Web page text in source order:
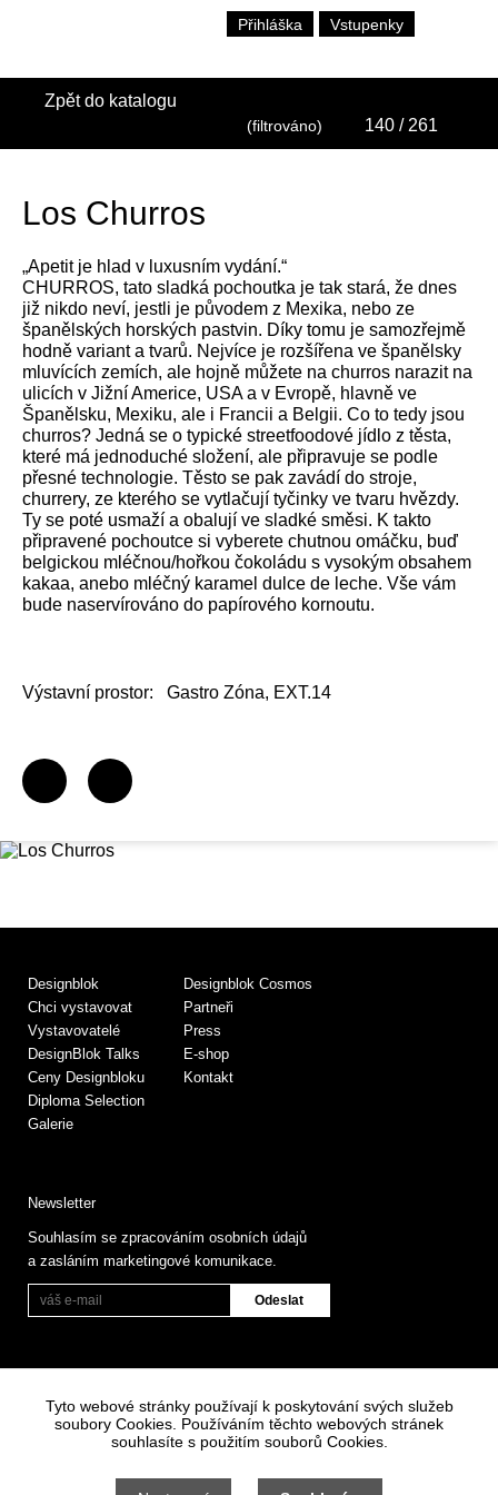
Přihláška Vstupenky
Zpět do katalogu
(filtrováno) 140 / 261
Los Churros
„Apetit je hlad v luxusním vydání.“
CHURROS, tato sladká pochoutka je tak stará, že dnes
již nikdo neví, jestli je původem z Mexika, nebo ze
španělských horských pastvin. Díky tomu je samozřejmě
hodně variant a tvarů. Nejvíce je rozšířena ve španělsky
mluvících zemích, ale hojně můžete na churros narazit na
ulicích v Jižní Americe, USA a v Evropě, hlavně ve
Španělsku, Mexiku, ale i Francii a Belgii. Co to tedy jsou
churros? Jedná se o typické streetfoodové jídlo z těsta,
které má jednoduché složení, ale připravuje se podle
přesné technologie. Těsto se pak zavádí do stroje,
churrery, ze kterého se vytlačují tyčinky ve tvaru hvězdy.
Ty se poté usmaží a obalují ve sladké směsi. K takto
připravené pochoutce si vyberete chutnou omáčku, buď
belgickou mléčnou/hořkou čokoládu s vysokým obsahem
kakaa, anebo mléčný karamel dulce de leche. Vše vám
bude naservírováno do papírového kornoutu.
Výstavní prostor: Gastro Zóna, EXT.14
Designblok
Chci vystavovat
Vystavovatelé
DesignBlok Talks
Ceny Designbloku
Diploma Selection
Galerie
Designblok Cosmos
Partneři
Press
E-shop
Kontakt
Newsletter
Souhlasím se zpracováním osobních údajů
a zasláním marketingové komunikace.
Všeobecné obchodní podmínky
Tyto webové stránky používají k poskytování svých služeb
soubory Cookies. Používáním těchto webových stránek
souhlasíte s použitím souborů Cookies.